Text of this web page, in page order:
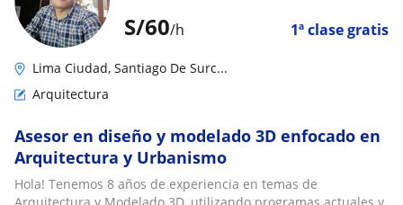
S/60/h 1ª clase gratis
Lima Ciudad, Santiago De Surc...
Arquitectura
Asesor en diseño y modelado 3D enfocado en
Arquitectura y Urbanismo
Hola! Tenemos 8 años de experiencia en temas de